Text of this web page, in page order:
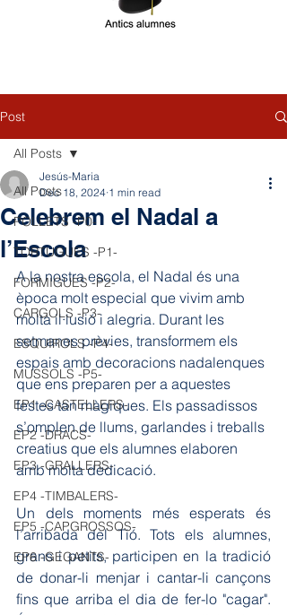
Post
All Posts
POLLETS -P0-
TORTUGUES -P1-
FORMIGUES -P2-
CARGOLS -P3-
ESQUIROLS -P4-
MUSSOLS -P5-
EP1 -CASTELLERS-
EP2 -DRACS-
EP3 -GRALLERS-
EP4 -TIMBALERS-
EP5 -CAPGROSSOS-
EP6 -GEGANTS-
All Posts
Celebrem el Nadal a
l’Escola
Jesús-Maria
Dec 18, 2024 1 min read
A la nostra escola, el Nadal és una
època molt especial que vivim amb
molta il·lusió i alegria. Durant les
setmanes prèvies, transformem els
espais amb decoracions nadalenques
que ens preparen per a aquestes
festes tan màgiques. Els passadissos
s’omplen de llums, garlandes i treballs
creatius que els alumnes elaboren
amb molta dedicació.
Un dels moments més esperats és
l’arribada del Tió. Tots els alumnes,
grans i petits, participen en la tradició
de donar-li menjar i cantar-li cançons
fins que arriba el dia de fer-lo "cagar".